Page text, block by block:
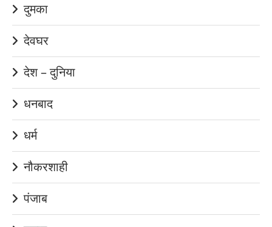
दुमका
देवघर
देश – दुनिया
धनबाद
धर्म
नौकरशाही
पंजाब